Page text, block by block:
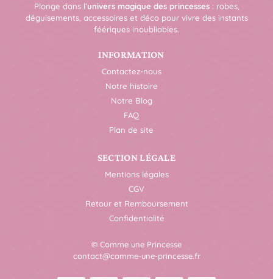
Plonge dans l’univers magique des princesses: robes,
déguisements, accessoires et déco pour vivre des instants
féériques inoubliables.
INFORMATION
Contactez-nous
Notre histoire
Notre Blog
FAQ
Plan de site
SECTION LÉGALE
Mentions légales
CGV
Retour et Remboursement
Confidentialité
© Comme une Princesse
contact@comme-une-princesse.fr